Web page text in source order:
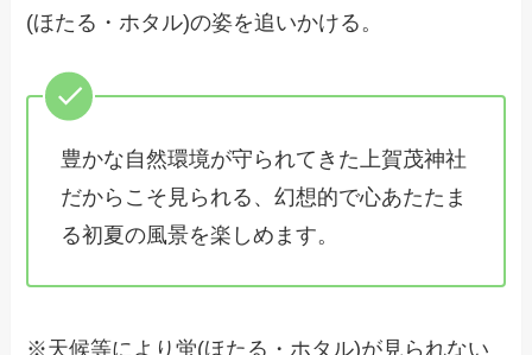
(ほたる・ホタル)の姿を追いかける。
豊かな自然環境が守られてきた上賀茂神社
だからこそ見られる、幻想的で心あたたま
る初夏の風景を楽しめます。
※天候等により蛍(ほたる・ホタル)が見られない